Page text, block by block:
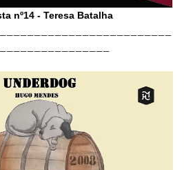
nº14 - Teresa Batalha